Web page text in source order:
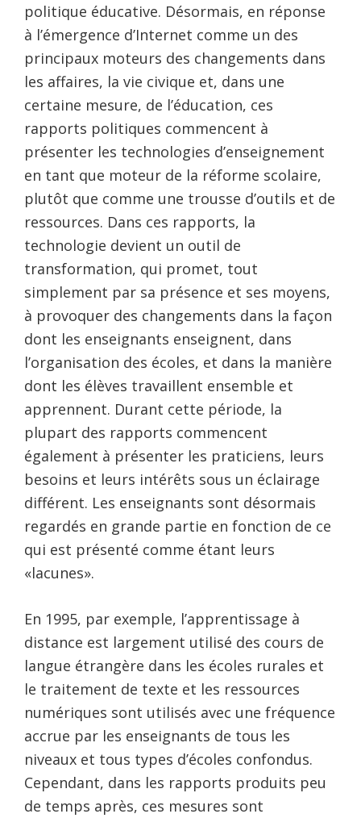
politique éducative. Désormais, en réponse
à l’émergence d’Internet comme un des
principaux moteurs des changements dans
les affaires, la vie civique et, dans une
certaine mesure, de l’éducation, ces
rapports politiques commencent à
présenter les technologies d’enseignement
en tant que moteur de la réforme scolaire,
plutôt que comme une trousse d’outils et de
ressources. Dans ces rapports, la
technologie devient un outil de
transformation, qui promet, tout
simplement par sa présence et ses moyens,
à provoquer des changements dans la façon
dont les enseignants enseignent, dans
l’organisation des écoles, et dans la manière
dont les élèves travaillent ensemble et
apprennent. Durant cette période, la
plupart des rapports commencent
également à présenter les praticiens, leurs
besoins et leurs intérêts sous un éclairage
différent. Les enseignants sont désormais
regardés en grande partie en fonction de ce
qui est présenté comme étant leurs
«lacunes».
En 1995, par exemple, l’apprentissage à
distance est largement utilisé des cours de
langue étrangère dans les écoles rurales et
le traitement de texte et les ressources
numériques sont utilisés avec une fréquence
accrue par les enseignants de tous les
niveaux et tous types d’écoles confondus.
Cependant, dans les rapports produits peu
de temps après, ces mesures sont